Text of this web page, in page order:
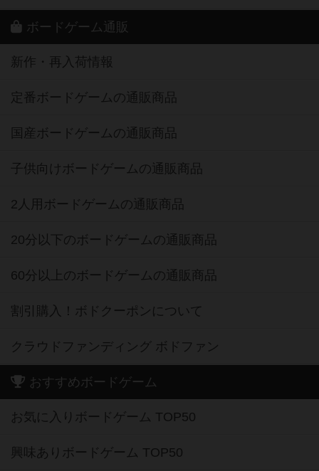
ボードゲーム通販
新作・再入荷情報
定番ボードゲームの通販商品
国産ボードゲームの通販商品
子供向けボードゲームの通販商品
2人用ボードゲームの通販商品
20分以下のボードゲームの通販商品
60分以上のボードゲームの通販商品
割引購入！ボドクーポンについて
クラウドファンディング ボドファン
おすすめボードゲーム
お気に入りボードゲーム TOP50
興味ありボードゲーム TOP50